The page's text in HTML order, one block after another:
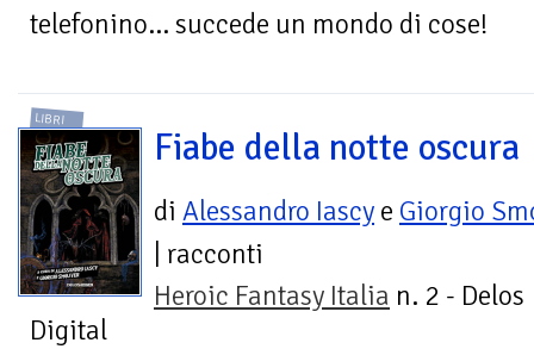
telefonino… succede un mondo di cose!
LIBRI
Fiabe della notte oscura
di Alessandro Iascy e Giorgio
| racconti
Heroic Fantasy Italia n. 2 - Delos
Digital